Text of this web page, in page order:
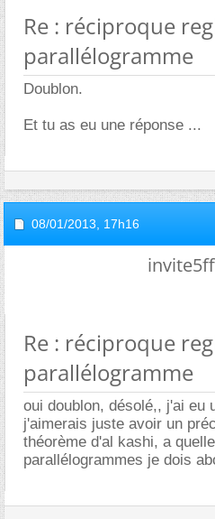
Re : réciproque
parallélogramme
Doublon.
Et tu as eu une réponse ...
08/01/2013, 17h16
Re : réciproque
parallélogramme
oui doublon, désolé,, j'ai eu
j'aimerais juste avoir un
théorème d'al kashi, a
parallélogrammes je dois